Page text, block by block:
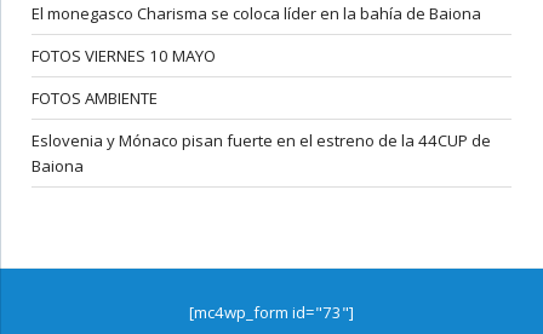
El monegasco Charisma se coloca líder en la bahía de Baiona
FOTOS VIERNES 10 MAYO
FOTOS AMBIENTE
Eslovenia y Mónaco pisan fuerte en el estreno de la 44CUP de
Baiona
[mc4wp_form id="73"]